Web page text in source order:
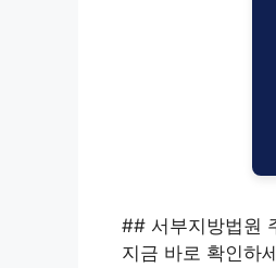
## 서부지방법원
지금 바로 확인하